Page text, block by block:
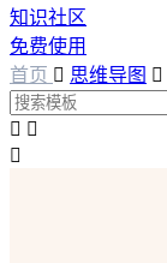
知识社区
免费使用
首页  思维导图 
 
